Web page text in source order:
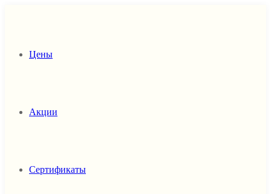
Цены
Акции
Сертификаты